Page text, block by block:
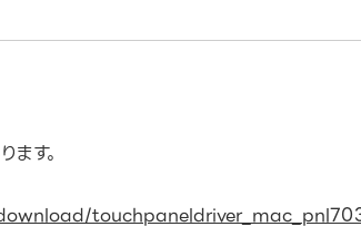
す。